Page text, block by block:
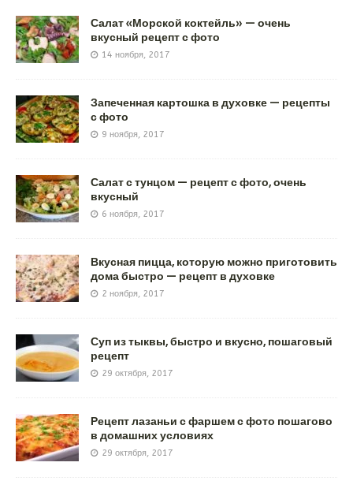
Салат «Морской коктейль» — очень
вкусный рецепт с фото
14 ноября, 2017
Запеченная картошка в духовке — рецепты
с фото
9 ноября, 2017
Салат с тунцом — рецепт с фото, очень
вкусный
6 ноября, 2017
Вкусная пицца, которую можно приготовить
дома быстро — рецепт в духовке
2 ноября, 2017
Суп из тыквы, быстро и вкусно, пошаговый
рецепт
29 октября, 2017
Рецепт лазаньи с фаршем с фото пошагово
в домашних условиях
29 октября, 2017